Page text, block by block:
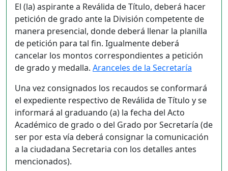
El (la) aspirante a Reválida de Título, deberá hacer
petición de grado ante la División competente de
manera presencial, donde deberá llenar la planilla
de petición para tal fin. Igualmente deberá
cancelar los montos correspondientes a petición
de grado y medalla. Aranceles de la Secretaría
Una vez consignados los recaudos se conformará
el expediente respectivo de Reválida de Título y se
informará al graduando (a) la fecha del Acto
Académico de grado o del Grado por Secretaría (de
ser por esta vía deberá consignar la comunicación
a la ciudadana Secretaria con los detalles antes
mencionados).